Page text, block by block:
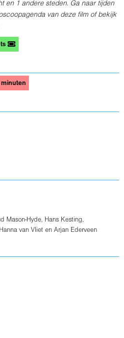
en 1 andere steden. Ga naar tijden
van deze film of bekijk
minuten
Mason-Hyde, Hans Kesting,
Hanna van Vliet en Arjan Ederveen